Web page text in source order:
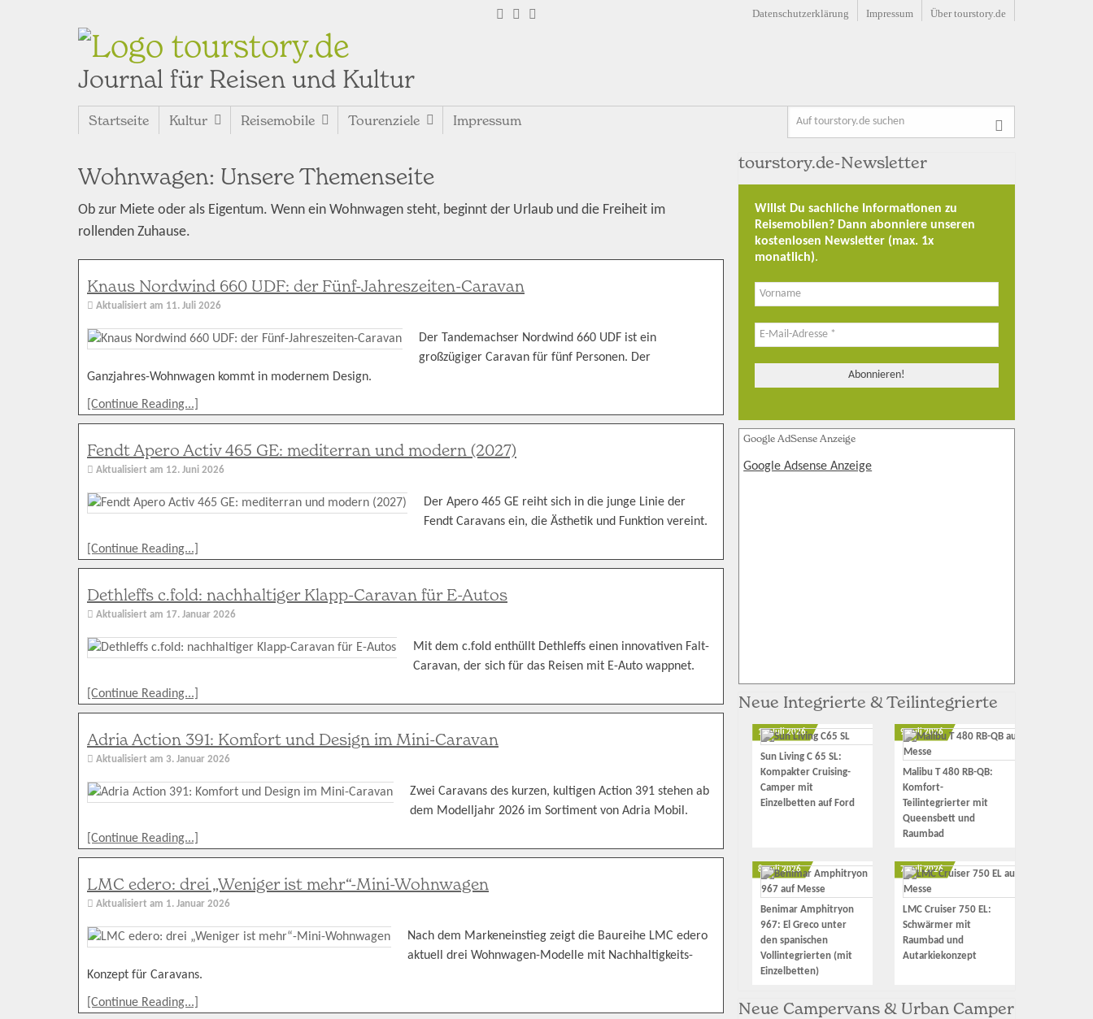
Datenschutzerklärung Impressum Über tourstory.de
tourstory.de
Journal für Reisen und Kultur
Startseite Kultur Reisemobile Tourenziele Impressum
Wohnwagen: Unsere Themenseite
Ob zur Miete oder als Eigentum. Wenn ein Wohnwagen steht, beginnt der Urlaub und die Freiheit im
rollenden Zuhause.
Knaus Nordwind 660 UDF: der Fünf-Jahreszeiten-Caravan
Aktualisiert am 11. Juli 2026
Der Tandemachser Nordwind 660 UDF ist ein
großzügiger Caravan für fünf Personen. Der
Ganzjahres-Wohnwagen kommt in modernem Design.
[Continue Reading...]
Fendt Apero Activ 465 GE: mediterran und modern (2027)
Aktualisiert am 12. Juni 2026
Der Apero 465 GE reiht sich in die junge Linie der
Fendt Caravans ein, die Ästhetik und Funktion vereint.
[Continue Reading...]
Dethleffs c.fold: nachhaltiger Klapp-Caravan für E-Autos
Aktualisiert am 17. Januar 2026
Mit dem c.fold enthüllt Dethleffs einen innovativen Falt-
Caravan, der sich für das Reisen mit E-Auto wappnet.
[Continue Reading...]
Adria Action 391: Komfort und Design im Mini-Caravan
Aktualisiert am 3. Januar 2026
Zwei Caravans des kurzen, kultigen Action 391 stehen ab
dem Modelljahr 2026 im Sortiment von Adria Mobil.
[Continue Reading...]
LMC edero: drei „Weniger ist mehr“-Mini-Wohnwagen
Aktualisiert am 1. Januar 2026
Nach dem Markeneinstieg zeigt die Baureihe LMC edero
aktuell drei Wohnwagen-Modelle mit Nachhaltigkeits-
Konzept für Caravans.
[Continue Reading...]
tourstory.de-Newsletter
Willst Du sachliche Informationen zu
Reisemobilen? Dann abonniere unseren
kostenlosen Newsletter (max. 1x
monatlich).
Google AdSense Anzeige
Google Adsense Anzeige
Neue Integrierte & Teilintegrierte
10. Juli 2026
Sun Living C 65 SL:
Kompakter Cruising-
Camper mit
Einzelbetten auf Ford
9. Juli 2026
Malibu T 480 RB-QB:
Komfort-
Teilintegrierter mit
Queensbett und
Raumbad
8. Juli 2026
Benimar Amphitryon
967: El Greco unter
den spanischen
Vollintegrierten (mit
Einzelbetten)
7. Juli 2026
LMC Cruiser 750 EL:
Schwärmer mit
Raumbad und
Autarkiekonzept
Neue Campervans & Urban Camper